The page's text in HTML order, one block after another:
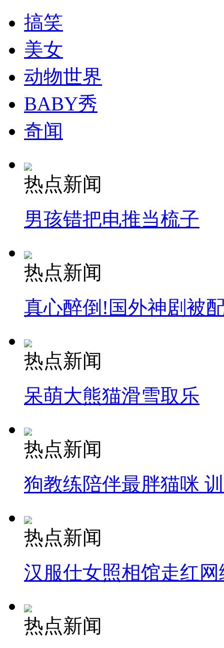
走！跟着总书记去植树
消防员救轻生者
纽约上演“枕头大战”
搞笑
美女
动物世界
BABY秀
奇闻
热点新闻
男孩错把电推当梳子
热点新闻
真心醉倒!国外神剧被
热点新闻
呆萌大熊猫滑雪取乐
热点新闻
狗教练陪伴最胖猫咪
热点新闻
汉服仕女照相馆走红网
热点新闻